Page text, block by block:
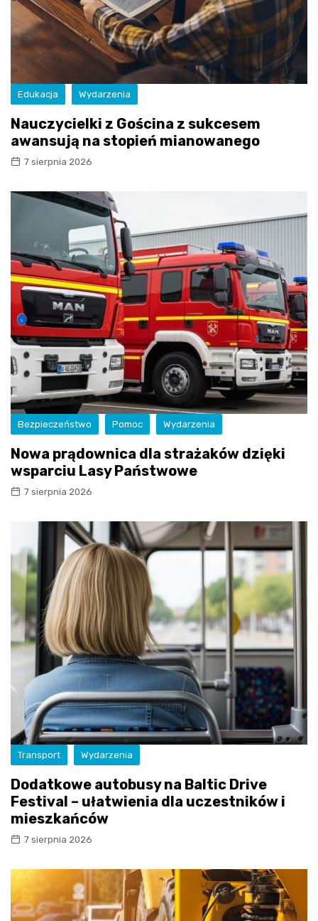
Edukacja Wydarzenia
Nauczycielki z Gościna z sukcesem
awansują na stopień mianowanego
7 sierpnia 2026
Bezpieczeństwo Pomoc Wydarzenia
Nowa prądownica dla strażaków dzięki
wsparciu Lasy Państwowe
7 sierpnia 2026
Transport Wydarzenia
Dodatkowe autobusy na Baltic Drive
Festival – ułatwienia dla uczestników i
mieszkańców
7 sierpnia 2026